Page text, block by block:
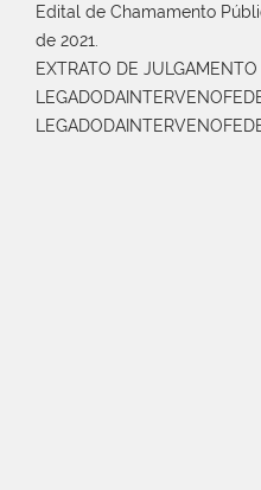
Edital de Chamamento
de 2021.
EXTRATO DE JULGAMENTO